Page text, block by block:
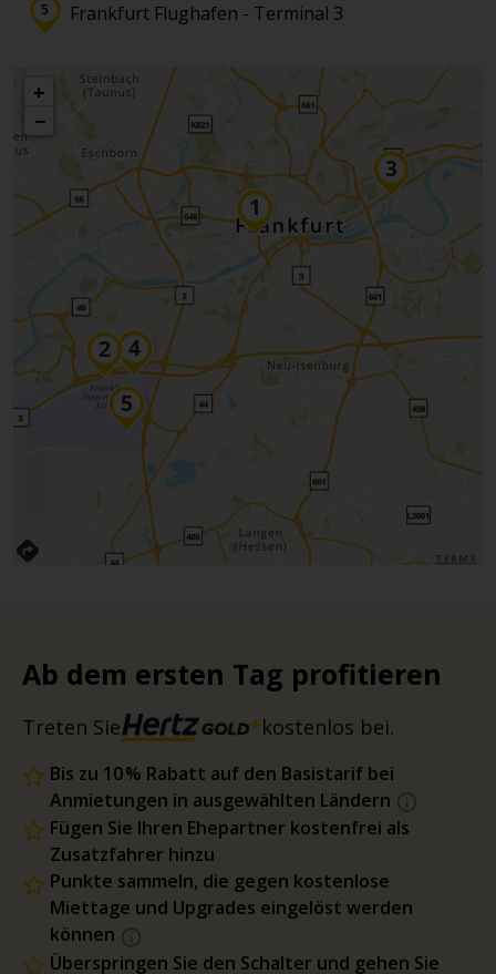
Frankfurt Flughafen - Terminal 3
+
−
Ab dem ersten Tag profitieren
Treten Sie kostenlos bei.
Bis zu 10 % Rabatt auf den Basistarif bei
Anmietungen in ausgewählten Ländern
Fügen Sie Ihren Ehepartner kostenfrei als
Zusatzfahrer hinzu
Punkte sammeln, die gegen kostenlose
Miettage und Upgrades eingelöst werden
können
Überspringen Sie den Schalter und gehen Sie